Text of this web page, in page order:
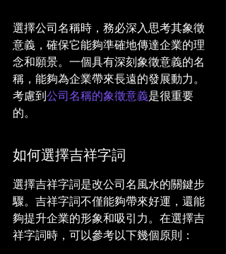
選擇公司名稱時，務必深入思考其象徵
意義，確保它能夠準確地傳達企業的理
念和願景。一個具有深刻象徵意義的名
稱，能夠為企業帶來長遠的發展動力。
考慮到公司名稱的象徵意義是很重要
的。
如何選擇吉祥字詞
選擇吉祥字詞是改公司名風水的關鍵步
驟。吉祥字詞不僅能夠帶來好運，還能
夠提升企業的形象和吸引力。在選擇吉
祥字詞時，可以參考以下幾個原則：